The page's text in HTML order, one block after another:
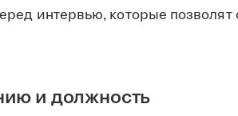
интервью, которые позволят
и должность